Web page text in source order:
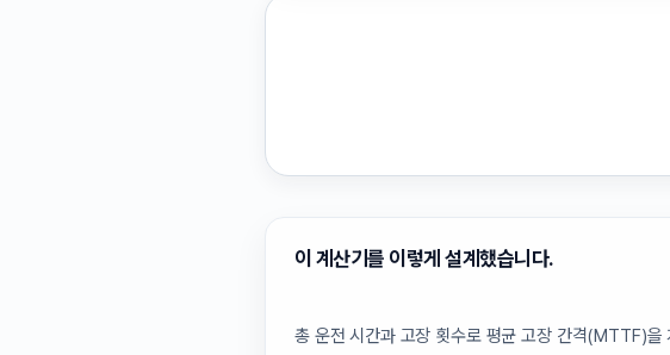
이 계산기를 이렇게 설계했습니다.
총 운전 시간과 고장 횟수로 평균 고장 간격(MTTF)을